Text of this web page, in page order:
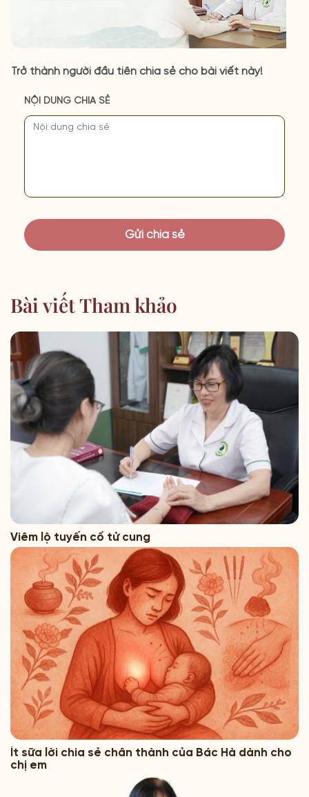
Trở thành người đầu tiên chia sẻ cho bài viết này!
NỘI DUNG CHIA SẺ
Bài viết Tham khảo
Viêm lộ tuyến cổ tử cung
Ít sữa lời chia sẻ chân thành của Bác Hà dành cho
chị em